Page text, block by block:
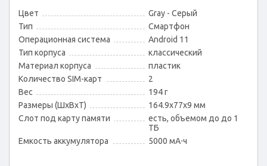
Цвет
Gray - Серый
Тип
Смартфон
Операционная система
Android 11
Тип корпуса
классический
Материал корпуса
пластик
Количество SIM-карт
2
Вес
194 г
Размеры (ШxВxТ)
164.9x77x9 мм
Слот под карту памяти
есть, объемом до до 1
ТБ
Емкость аккумулятора
5000 мА⋅ч